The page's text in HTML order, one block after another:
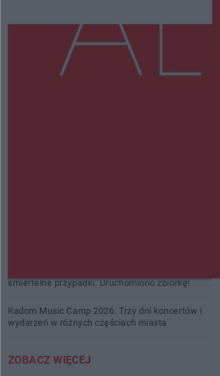
Więcej
śmiertelne przypadki. Uruchomiono zbiórkę!
Radom Music Camp 2026. Trzy dni koncertów i
wydarzeń w różnych częściach miasta
ZOBACZ WIĘCEJ